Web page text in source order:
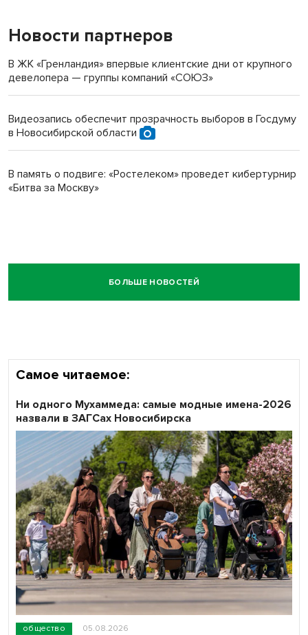
Новости партнеров
В ЖК «Гренландия» впервые клиентские дни от крупного
девелопера — группы компаний «СОЮЗ»
Видеозапись обеспечит прозрачность выборов в Госдуму
в Новосибирской области
В память о подвиге: «Ростелеком» проведет кибертурнир
«Битва за Москву»
БОЛЬШЕ НОВОСТЕЙ
Самое читаемое:
общество 05.08.2026
Ни одного Мухаммеда: самые модные имена-2026
назвали в ЗАГСах Новосибирска